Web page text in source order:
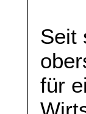
Seit
für